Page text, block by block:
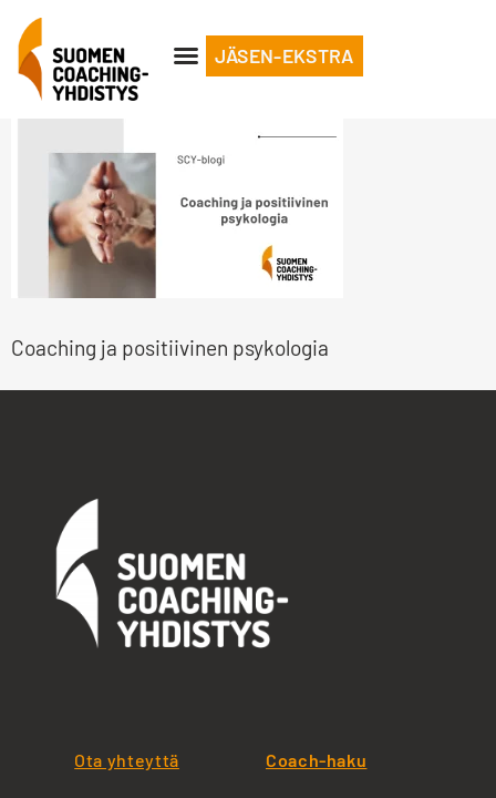
JÄSEN-EKSTRA
Coaching ja positiivinen psykologia
Ota yhteyttä Coach-haku